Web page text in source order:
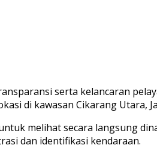
serta kelancaran
di kawasan Cikarang Utara,
melihat secara langsung
dan identifikasi kendaraan.